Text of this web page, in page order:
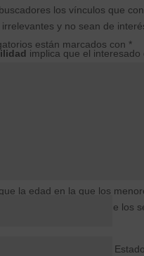
los vínculos que
y no sean de
implica que el
la edad en la que los
en el ámbito de
esa edad y que cada
están marcados con *